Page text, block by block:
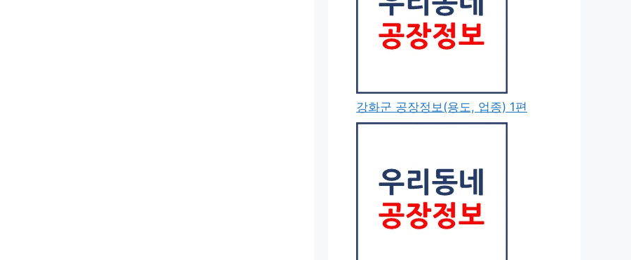
강화군 공장정보(용도, 업종) 1편